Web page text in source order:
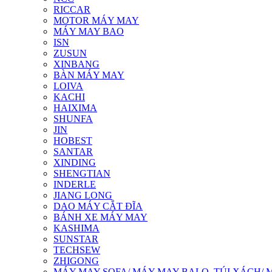
RICCAR
MOTOR MÁY MAY
MÁY MAY BAO
ISN
ZUSUN
XINBANG
BÀN MÁY MAY
LOIVA
KACHI
HAIXIMA
SHUNFA
JIN
HOBEST
SANTAR
XINDING
SHENGTIAN
INDERLE
JIANG LONG
DAO MÁY CẮT ĐĨA
BÁNH XE MÁY MAY
KASHIMA
SUNSTAR
TECHSEW
ZHIGONG